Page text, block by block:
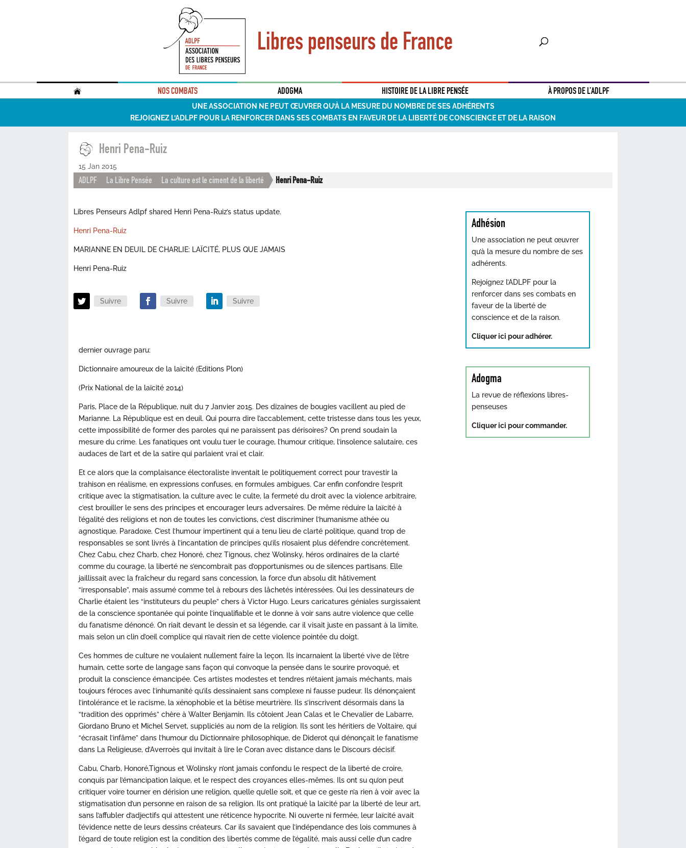
Libres penseurs de France
. NOS COMBATS ADOGMA HISTOIRE DE LA LIBRE PENSÉE À PROPOS DE L’ADLPF
UNE ASSOCIATION NE PEUT ŒUVRER QU’À LA MESURE DU NOMBRE DE SES ADHÉRENTS
REJOIGNEZ L’ADLPF POUR LA RENFORCER DANS SES COMBATS EN FAVEUR DE LA LIBERTÉ DE CONSCIENCE ET DE LA RAISON
Henri Pena-Ruiz
15 Jan 2015
ADLPF La Libre Pensée La culture est le ciment de la liberté Henri Pena-Ruiz
Libres Penseurs Adlpf shared Henri Pena-Ruiz’s status update.
Henri Pena-Ruiz
MARIANNE EN DEUIL DE CHARLIE: LAÏCITÉ, PLUS QUE JAMAIS
Henri Pena-Ruiz
Suivre Suivre Suivre
dernier ouvrage paru:
Dictionnaire amoureux de la laïcité (Editions Plon)
(Prix National de la laïcité 2014)
Paris, Place de la République, nuit du 7 Janvier 2015. Des dizaines de bougies vacillent au pied de
Marianne. La République est en deuil. Qui pourra dire l’accablement, cette tristesse dans tous les yeux,
cette impossibilité de former des paroles qui ne paraissent pas dérisoires? On prend soudain la
mesure du crime. Les fanatiques ont voulu tuer le courage, l’humour critique, l’insolence salutaire, ces
audaces de l’art et de la satire qui parlaient vrai et clair.
Et ce alors que la complaisance électoraliste inventait le politiquement correct pour travestir la
trahison en réalisme, en expressions confuses, en formules ambigues. Car enfin confondre l’esprit
critique avec la stigmatisation, la culture avec le culte, la fermeté du droit avec la violence arbitraire,
c’est brouiller le sens des principes et encourager leurs adversaires. De même réduire la laïcité à
l’égalité des religions et non de toutes les convictions, c’est discriminer l’humanisme athée ou
agnostique. Paradoxe. C’est l’humour impertinent qui a tenu lieu de clarté politique, quand trop de
responsables se sont livrés à l’incantation de principes qu’ils n’osaient plus défendre concrètement.
Chez Cabu, chez Charb, chez Honoré, chez Tignous, chez Wolinsky, héros ordinaires de la clarté
comme du courage, la liberté ne s’encombrait pas d’opportunismes ou de silences partisans. Elle
jaillissait avec la fraîcheur du regard sans concession, la force d’un absolu dit hâtivement
“irresponsable”, mais assumé comme tel à rebours des lâchetés intéressées. Oui les dessinateurs de
Charlie étaient les “instituteurs du peuple” chers à Victor Hugo. Leurs caricatures géniales surgissaient
de la conscience spontanée qui pointe l’inqualifiable et le donne à voir sans autre violence que celle
du fanatisme dénoncé. On riait devant le dessin et sa légende, car il visait juste en passant à la limite,
mais selon un clin d’oeil complice qui n’avait rien de cette violence pointée du doigt.
Ces hommes de culture ne voulaient nullement faire la leçon. Ils incarnaient la liberté vive de l’être
humain, cette sorte de langage sans façon qui convoque la pensée dans le sourire provoqué, et
produit la conscience émancipée. Ces artistes modestes et tendres n’étaient jamais méchants, mais
toujours féroces avec l’inhumanité qu’ils dessinaient sans complexe ni fausse pudeur. Ils dénonçaient
l’intolérance et le racisme, la xénophobie et la bêtise meurtrière. Ils s’inscrivent désormais dans la
“tradition des opprimés” chère à Walter Benjamin. Ils côtoient Jean Calas et le Chevalier de Labarre,
Giordano Bruno et Michel Servet, suppliciés au nom de la religion. Ils sont les héritiers de Voltaire, qui
“écrasait l’infâme” dans l’humour du Dictionnaire philosophique, de Diderot qui dénonçait le fanatisme
dans La Religieuse, d’Averroès qui invitait à lire le Coran avec distance dans le Discours décisif.
Cabu, Charb, Honoré,Tignous et Wolinsky n’ont jamais confondu le respect de la liberté de croire,
conquis par l’émancipation laïque, et le respect des croyances elles-mêmes. Ils ont su qu’on peut
critiquer voire tourner en dérision une religion, quelle qu’elle soit, et que ce geste n’a rien à voir avec la
stigmatisation d’un personne en raison de sa religion. Ils ont pratiqué la laïcité par la liberté de leur art,
sans l’affubler d’adjectifs qui attestent une réticence hypocrite. Ni ouverte ni fermée, leur laïcité avait
l’évidence nette de leurs dessins créateurs. Car ils savaient que l’indépendance des lois communes à
l’égard de toute religion est la condition des libertés comme de l’égalité, mais aussi celle d’un cadre
Adhésion
Une association ne peut œuvrer
qu’à la mesure du nombre de ses
adhérents.
Rejoignez l’ADLPF pour la
renforcer dans ses combats en
faveur de la liberté de
conscience et de la raison.
Cliquer ici pour adhérer.
Adogma
La revue de réflexions libres-
penseuses
Cliquer ici pour commander.